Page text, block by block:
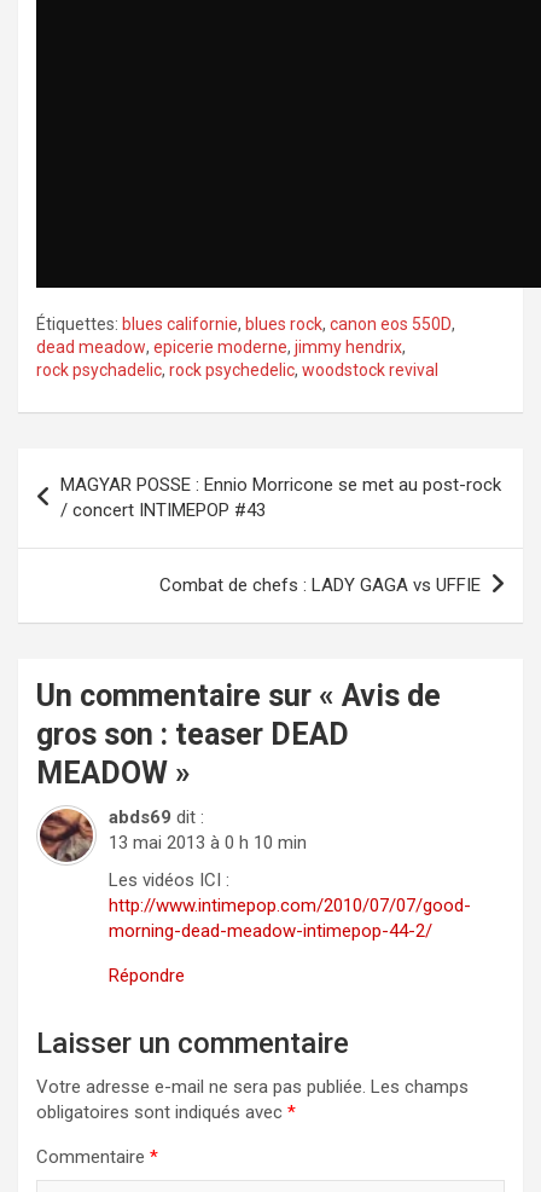
Étiquettes: blues californie, blues rock, canon eos 550D,
dead meadow, epicerie moderne, jimmy hendrix,
rock psychadelic, rock psychedelic, woodstock revival
de
l’article
MAGYAR POSSE : Ennio Morricone se met au post-rock
/ concert INTIMEPOP #43
Combat de chefs : LADY GAGA vs UFFIE
Un commentaire sur « Avis de
gros son : teaser DEAD
MEADOW »
abds69 dit :
13 mai 2013 à 0 h 10 min
Les vidéos ICI :
http://www.intimepop.com/2010/07/07/good-
morning-dead-meadow-intimepop-44-2/
Répondre
Laisser un commentaire
Votre adresse e-mail ne sera pas publiée. Les champs
obligatoires sont indiqués avec *
Commentaire *